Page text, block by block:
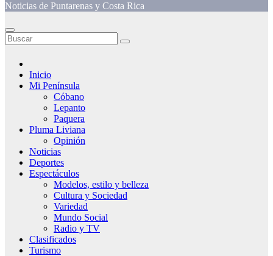
Noticias de Puntarenas y Costa Rica
Inicio
Mi Península
Cóbano
Lepanto
Paquera
Pluma Liviana
Opinión
Noticias
Deportes
Espectáculos
Modelos, estilo y belleza
Cultura y Sociedad
Variedad
Mundo Social
Radio y TV
Clasificados
Turismo